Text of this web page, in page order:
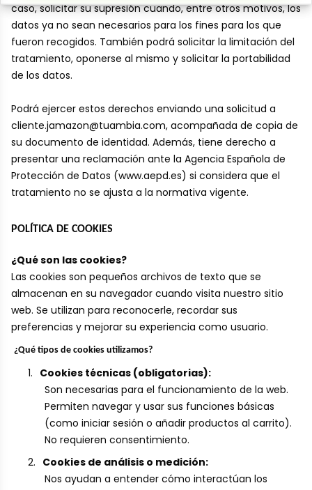
caso, solicitar su supresión cuando, entre otros motivos, los
datos ya no sean necesarios para los fines para los que
fueron recogidos. También podrá solicitar la limitación del
tratamiento, oponerse al mismo y solicitar la portabilidad
de los datos.
Podrá ejercer estos derechos enviando una solicitud a
cliente.jamazon@tuambia.com, acompañada de copia de
su documento de identidad. Además, tiene derecho a
presentar una reclamación ante la Agencia Española de
Protección de Datos (www.aepd.es) si considera que el
tratamiento no se ajusta a la normativa vigente.
POLÍTICA DE COOKIES
¿Qué son las cookies?
Las cookies son pequeños archivos de texto que se
almacenan en su navegador cuando visita nuestro sitio
web. Se utilizan para reconocerle, recordar sus
preferencias y mejorar su experiencia como usuario.
¿Qué tipos de cookies utilizamos?
1. Cookies técnicas (obligatorias):
Son necesarias para el funcionamiento de la web.
Permiten navegar y usar sus funciones básicas
(como iniciar sesión o añadir productos al carrito).
No requieren consentimiento.
2. Cookies de análisis o medición:
Nos ayudan a entender cómo interactúan los